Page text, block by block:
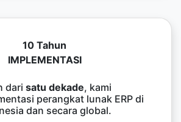
10 Tahun
IMPLEMENTASI
dari satu dekade, kami
perangkat lunak ERP di
dan secara global.